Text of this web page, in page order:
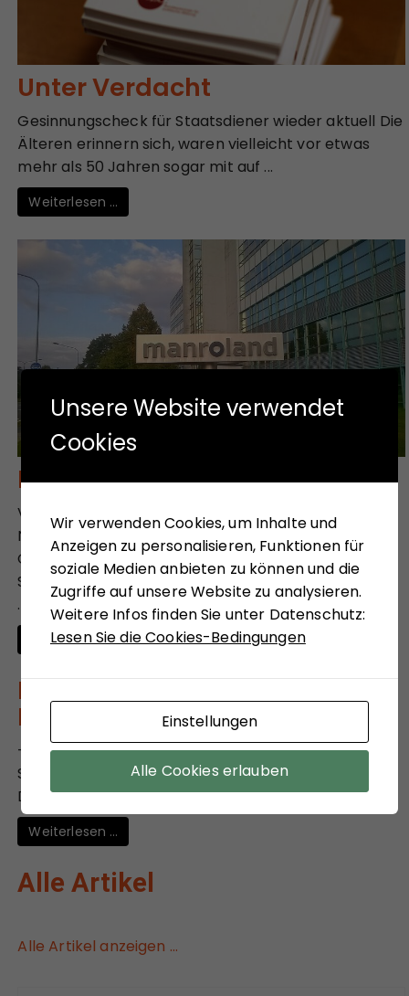
Unter Verdacht
Gesinnungscheck für Staatsdiener wieder aktuell Die
Älteren erinnern sich, waren vielleicht vor etwas
mehr als 50 Jahren sogar mit auf ...
Weiterlesen …
Eine Folge von Irrtümern
Von Faber & Schleicher zu Manroland Sheetfed -
Niedergang einer Maschinenbau-Ikone Der
Offenbacher Druckmaschinenhersteller Manroland
Sheetfed hat ein Schutzschirmverfahren eingeleitet
...
Weiterlesen …
Parteien verlieren
Bindungskraft
- Ein Rückblick auf die Kommunalwahl in Hessen:
Stabilität an der Spitze – Verschiebungen im Detail -
Die Resultate der ...
Weiterlesen …
Alle Artikel
Alle Artikel anzeigen …
Unsere Website verwendet
Cookies
Wir verwenden Cookies, um Inhalte und
Anzeigen zu personalisieren, Funktionen für
soziale Medien anbieten zu können und die
Zugriffe auf unsere Website zu analysieren.
Weitere Infos finden Sie unter Datenschutz:
Lesen Sie die Cookies-Bedingungen
Einstellungen
Alle Cookies erlauben